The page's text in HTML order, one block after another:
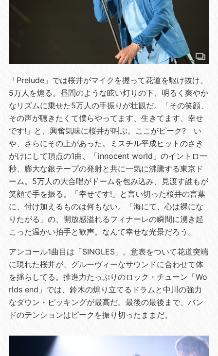
「Prelude」では桜井がマイクを握って花道を駆け抜け、
5万人を煽る。昼間のような眩い灯りの下、明るく爽やか
なリズムに乗せた5万人の手振りが壮観だ。「その笑顔、
その声が聴きたくて僕らやってます、生きてます、幸せ
です!」と、興奮気味に桜井が叫ぶ。ここがピーク? い
や、さらにその上があった。ミスチル平成ヒットのさき
がけにして頂点の1曲、「innocent world」のイントロ一
秒、膨大な銀テープの発射と共に一気に沸騰する東京ド
ーム。5万人の大合唱がドームを包み込み、見渡す誰もが
笑顔で手を振る。「幸せです!」と言い切った桜井の言葉
に、付け加えるものは何もない。「海にて、心は裸にな
りたがる」の、開放感溢れるフィナーレの瞬間に湧き起
こった温かい拍手と歓声。なんて幸せな光景だろう。
アンコール1曲目は「SINGLES」。意表をついて花道突端
に現れた桜井が、グルーヴィーなサウンドに合わせて体
を揺らしてる。推進力たっぷりのロック・チューン「Wo
rlds end」では、鈴木の煽り立てるドラムと中川の強力
なダウン・ピッキングが最高だ。最後の最後まで、バン
ドのテンションはピークを振り切ったままだ。